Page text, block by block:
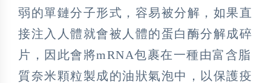
弱的單鏈分子形式，容易被分解，如果直
接注入人體就會被人體的蛋白酶分解成碎
片，因此會將mRNA包裹在一種由富含脂
質奈米顆粒製成的油狀氣泡中，以保護疫